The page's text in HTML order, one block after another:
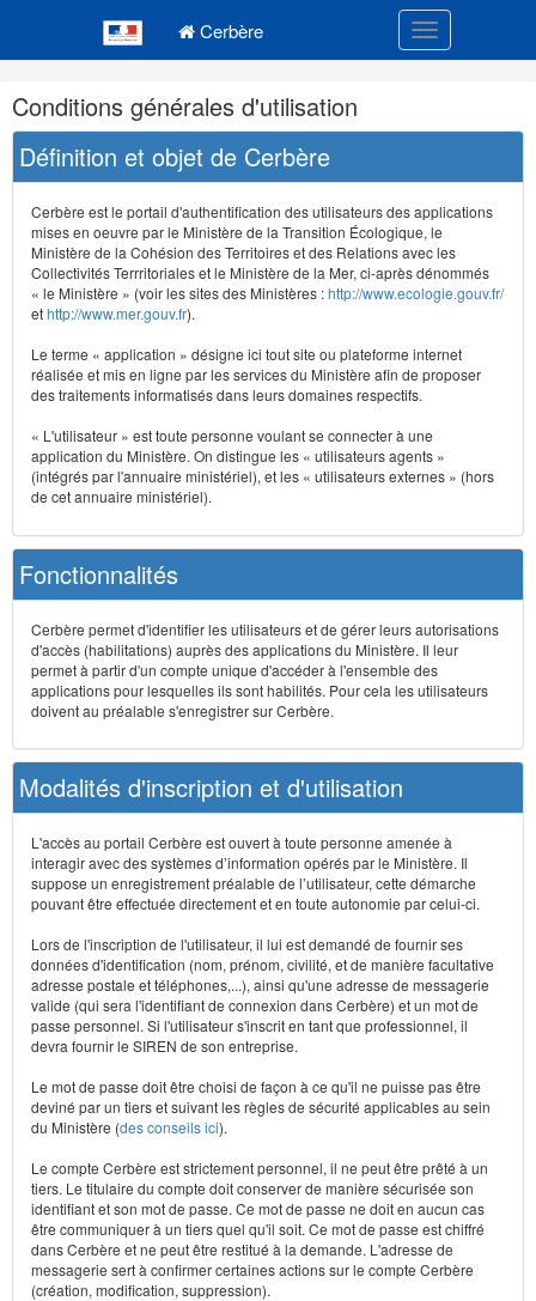
Cerbère Toggle
Navigation
et
outils
annexes
Conditions générales d'utilisation
Définition et objet de Cerbère
Cerbère est le portail d'authentification des utilisateurs des applications
mises en oeuvre par le Ministère de la Transition Écologique, le
Ministère de la Cohésion des Territoires et des Relations avec les
Collectivités Terrritoriales et le Ministère de la Mer, ci-après dénommés
« le Ministère » (voir les sites des Ministères :http://www.ecologie.gouv.fr/
ethttp://www.mer.gouv.fr).
Le terme « application » désigne ici tout site ou plateforme internet
réalisée et mis en ligne par les services du Ministère afin de proposer
des traitements informatisés dans leurs domaines respectifs.
« L'utilisateur » est toute personne voulant se connecter à une
application du Ministère. On distingue les « utilisateurs agents »
(intégrés par l'annuaire ministériel), et les « utilisateurs externes » (hors
de cet annuaire ministériel).
Fonctionnalités
Cerbère permet d'identifier les utilisateurs et de gérer leurs autorisations
d'accès (habilitations) auprès des applications du Ministère. Il leur
permet à partir d'un compte unique d'accéder à l'ensemble des
applications pour lesquelles ils sont habilités. Pour cela les utilisateurs
doivent au préalable s'enregistrer sur Cerbère.
Modalités d'inscription et d'utilisation
L'accès au portail Cerbère est ouvert à toute personne amenée à
interagir avec des systèmes d’information opérés par le Ministère. Il
suppose un enregistrement préalable de l’utilisateur, cette démarche
pouvant être effectuée directement et en toute autonomie par celui-ci.
Lors de l'inscription de l'utilisateur, il lui est demandé de fournir ses
données d'identification (nom, prénom, civilité, et de manière facultative
adresse postale et téléphones,...), ainsi qu'une adresse de messagerie
valide (qui sera l'identifiant de connexion dans Cerbère) et un mot de
passe personnel. Si l'utilisateur s'inscrit en tant que professionnel, il
devra fournir le SIREN de son entreprise.
Le mot de passe doit être choisi de façon à ce qu'il ne puisse pas être
deviné par un tiers et suivant les règles de sécurité applicables au sein
du Ministère (des conseils ici).
Le compte Cerbère est strictement personnel, il ne peut être prêté à un
tiers. Le titulaire du compte doit conserver de manière sécurisée son
identifiant et son mot de passe. Ce mot de passe ne doit en aucun cas
être communiquer à un tiers quel qu'il soit. Ce mot de passe est chiffré
dans Cerbère et ne peut être restitué à la demande. L'adresse de
messagerie sert à confirmer certaines actions sur le compte Cerbère
(création, modification, suppression).